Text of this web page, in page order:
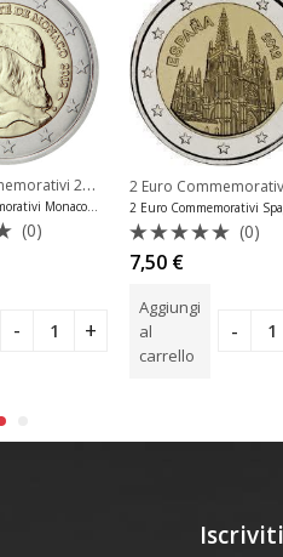
Lussemburgo
2 Euro Commemorativi 2012 2 Euro Commemorativi
2 Euro Commemorativi Monaco 2012 Sovranità Moneta
(0)
Valutato
0
5
(0)
7,50 €
Aggiungi
al
carrello